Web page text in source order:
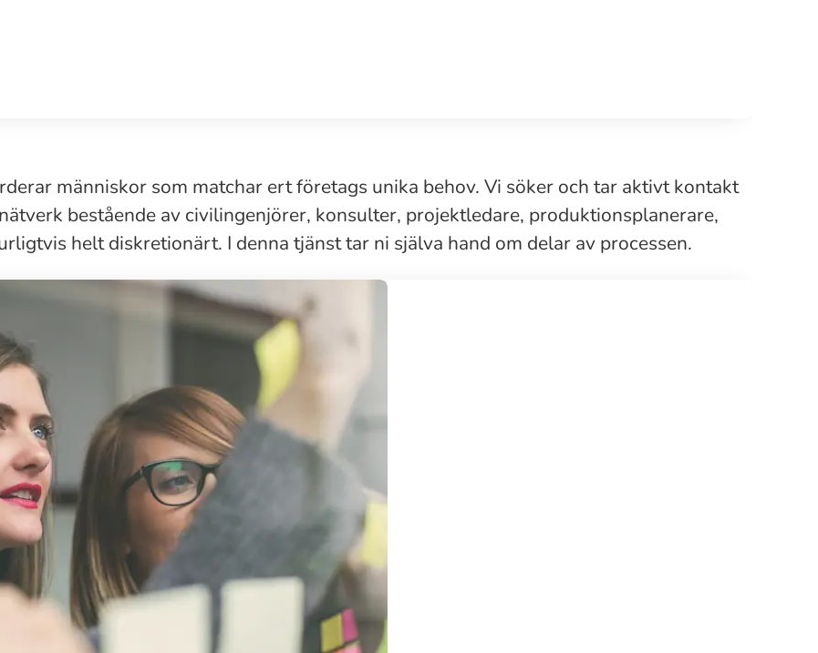
människor som matchar ert företags unika behov. Vi söker och tar aktivt kontakt
bestående av civilingenjörer, konsulter, projektledare, produktionsplanerare,
helt diskretionärt. I denna tjänst tar ni själva hand om delar av processen.